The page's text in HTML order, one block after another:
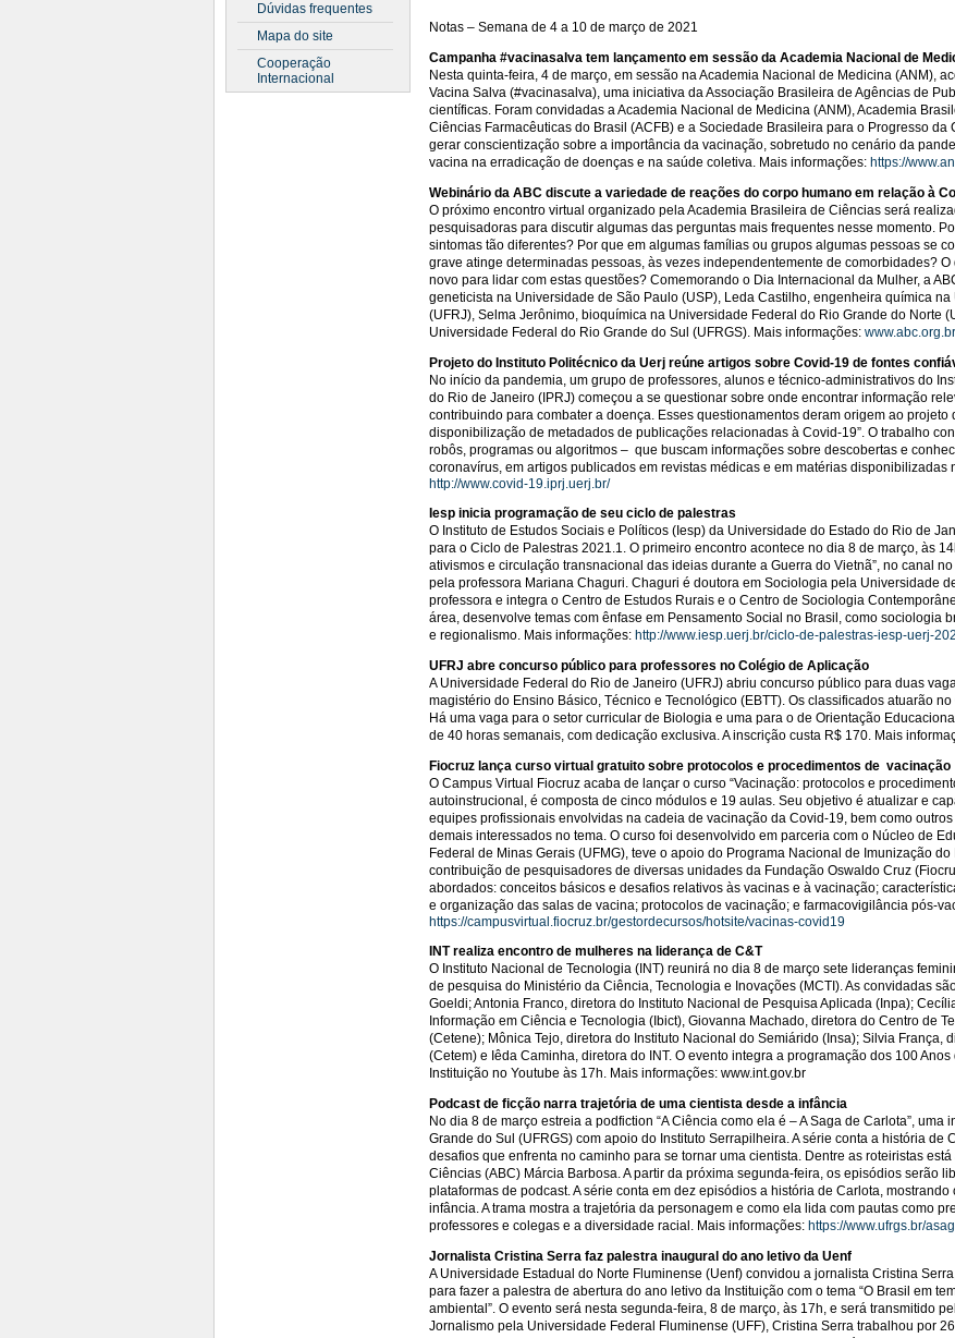
Dúvidas frequentes
Mapa do site
Cooperação
Internacional
Notas – Semana de 4 a 10 de março de 2021
Campanha #vacinasalva tem lançamento em sessão da Academia Nacional de
Nesta quinta-feira, 4 de março, em sessão na Academia Nacional de Medicina (ANM),
Vacina Salva (#vacinasalva), uma iniciativa da Associação Brasileira de Agências de
científicas. Foram convidadas a Academia Nacional de Medicina (ANM), Academia
Ciências Farmacêuticas do Brasil (ACFB) e a Sociedade Brasileira para o Progresso da
gerar conscientização sobre a importância da vacinação, sobretudo no cenário da
vacina na erradicação de doenças e na saúde coletiva. Mais informações: https://
Webinário da ABC discute a variedade de reações do corpo humano em relação à
O próximo encontro virtual organizado pela Academia Brasileira de Ciências será
pesquisadoras para discutir algumas das perguntas mais frequentes nesse momento.
sintomas tão diferentes? Por que em algumas famílias ou grupos algumas pessoas se
grave atinge determinadas pessoas, às vezes independentemente de comorbidades?
novo para lidar com estas questões? Comemorando o Dia Internacional da Mulher, a
geneticista na Universidade de São Paulo (USP), Leda Castilho, engenheira química
(UFRJ), Selma Jerônimo, bioquímica na Universidade Federal do Rio Grande do Norte
Universidade Federal do Rio Grande do Sul (UFRGS). Mais informações: www.abc.org.br
Projeto do Instituto Politécnico da Uerj reúne artigos sobre Covid-19 de fontes
No início da pandemia, um grupo de professores, alunos e técnico-administrativos do
do Rio de Janeiro (IPRJ) começou a se questionar sobre onde encontrar informação
contribuindo para combater a doença. Esses questionamentos deram origem ao projeto
disponibilização de metadados de publicações relacionadas à Covid-19”. O trabalho
robôs, programas ou algoritmos – que buscam informações sobre descobertas e
coronavírus, em artigos publicados em revistas médicas e em matérias disponibilizadas
http://www.covid-19.iprj.uerj.br/
Iesp inicia programação de seu ciclo de palestras
O Instituto de Estudos Sociais e Políticos (Iesp) da Universidade do Estado do Rio de
para o Ciclo de Palestras 2021.1. O primeiro encontro acontece no dia 8 de março, às
ativismos e circulação transnacional das ideias durante a Guerra do Vietnã”, no canal
pela professora Mariana Chaguri. Chaguri é doutora em Sociologia pela Universidade
professora e integra o Centro de Estudos Rurais e o Centro de Sociologia
área, desenvolve temas com ênfase em Pensamento Social no Brasil, como sociologia
e regionalismo. Mais informações: http://www.iesp.uerj.br/ciclo-de-palestras-iesp-uerj-
UFRJ abre concurso público para professores no Colégio de Aplicação
A Universidade Federal do Rio de Janeiro (UFRJ) abriu concurso público para duas
magistério do Ensino Básico, Técnico e Tecnológico (EBTT). Os classificados atuarão
Há uma vaga para o setor curricular de Biologia e uma para o de Orientação
de 40 horas semanais, com dedicação exclusiva. A inscrição custa R$ 170. Mais
Fiocruz lança curso virtual gratuito sobre protocolos e procedimentos de vacinação
O Campus Virtual Fiocruz acaba de lançar o curso “Vacinação: protocolos e
autoinstrucional, é composta de cinco módulos e 19 aulas. Seu objetivo é atualizar e
equipes profissionais envolvidas na cadeia de vacinação da Covid-19, bem como
demais interessados no tema. O curso foi desenvolvido em parceria com o Núcleo de
Federal de Minas Gerais (UFMG), teve o apoio do Programa Nacional de Imunização
contribuição de pesquisadores de diversas unidades da Fundação Oswaldo Cruz
abordados: conceitos básicos e desafios relativos às vacinas e à vacinação;
e organização das salas de vacina; protocolos de vacinação; e farmacovigilância pós-
https://campusvirtual.fiocruz.br/gestordecursos/hotsite/vacinas-covid19
INT realiza encontro de mulheres na liderança de C&T
O Instituto Nacional de Tecnologia (INT) reunirá no dia 8 de março sete lideranças
de pesquisa do Ministério da Ciência, Tecnologia e Inovações (MCTI). As convidadas
Goeldi; Antonia Franco, diretora do Instituto Nacional de Pesquisa Aplicada (Inpa);
Informação em Ciência e Tecnologia (Ibict), Giovanna Machado, diretora do Centro de
(Cetene); Mônica Tejo, diretora do Instituto Nacional do Semiárido (Insa); Silvia França,
(Cetem) e Iêda Caminha, diretora do INT. O evento integra a programação dos 100
Instituição no Youtube às 17h. Mais informações: www.int.gov.br
Podcast de ficção narra trajetória de uma cientista desde a infância
No dia 8 de março estreia a podfiction “A Ciência como ela é – A Saga de Carlota”,
Grande do Sul (UFRGS) com apoio do Instituto Serrapilheira. A série conta a história de
desafios que enfrenta no caminho para se tornar uma cientista. Dentre as roteiristas
Ciências (ABC) Márcia Barbosa. A partir da próxima segunda-feira, os episódios serão
plataformas de podcast. A série conta em dez episódios a história de Carlota,
infância. A trama mostra a trajetória da personagem e como ela lida com pautas como
professores e colegas e a diversidade racial. Mais informações: https://www.ufrgs.br/
Jornalista Cristina Serra faz palestra inaugural do ano letivo da Uenf
A Universidade Estadual do Norte Fluminense (Uenf) convidou a jornalista Cristina
para fazer a palestra de abertura do ano letivo da Instituição com o tema “O Brasil em
ambiental”. O evento será nesta segunda-feira, 8 de março, às 17h, e será transmitido
Jornalismo pela Universidade Federal Fluminense (UFF), Cristina Serra trabalhou por